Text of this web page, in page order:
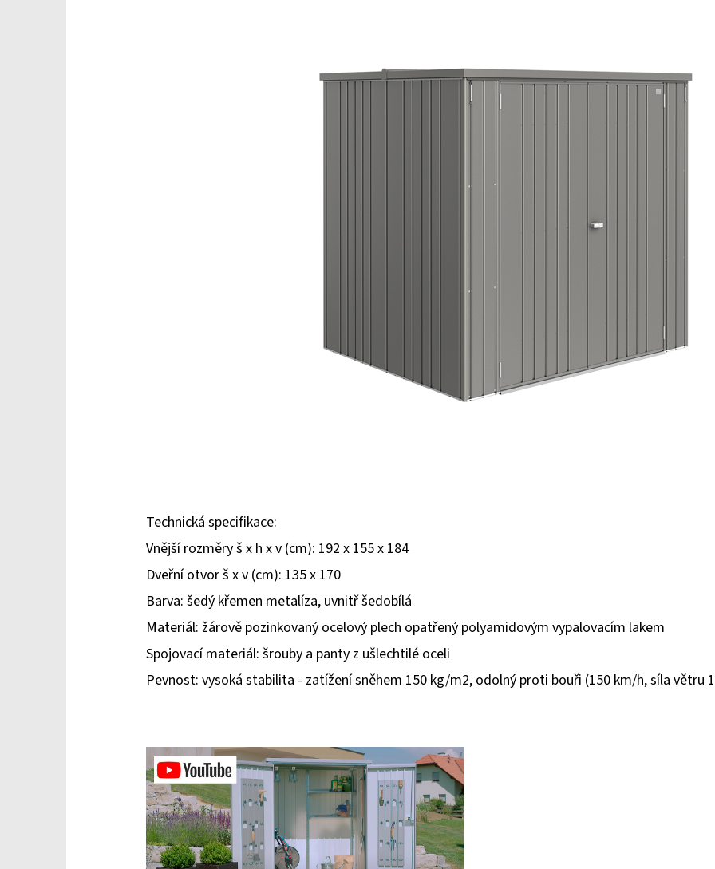
Technická specifikace:
Vnější rozměry š x h x v (cm): 192 x 155 x 184
Dveřní otvor š x v (cm): 135 x 170
Barva: šedý křemen metalíza, uvnitř šedobílá
Materiál: žárově pozinkovaný ocelový plech opatřený polyamidovým vypalovacím lakem
Spojovací materiál: šrouby a panty z ušlechtilé oceli
Pevnost: vysoká stabilita - zatížení sněhem 150 kg/m2, odolný proti bouři (150 km/h, síla větru